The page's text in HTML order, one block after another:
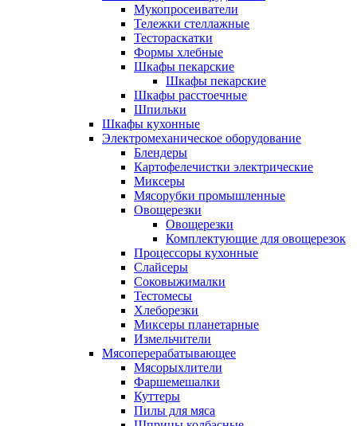
Мукопросеиватели
Тележки стеллажные
Тестораскатки
Формы хлебные
Шкафы пекарские
Шкафы пекарские
Шкафы расстоечные
Шпильки
Шкафы кухонные
Электромеханическое оборудование
Блендеры
Картофелечистки электрические
Миксеры
Мясорубки промышленные
Овощерезки
Овощерезки
Комплектующие для овощерезок
Процессоры кухонные
Слайсеры
Соковыжималки
Тестомесы
Хлеборезки
Миксеры планетарные
Измельчители
Мясоперерабатывающее
Мясорыхлители
Фаршемешалки
Куттеры
Пилы для мяса